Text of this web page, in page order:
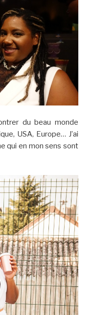
du beau monde
USA, Europe… J’ai
qui en mon sens sont